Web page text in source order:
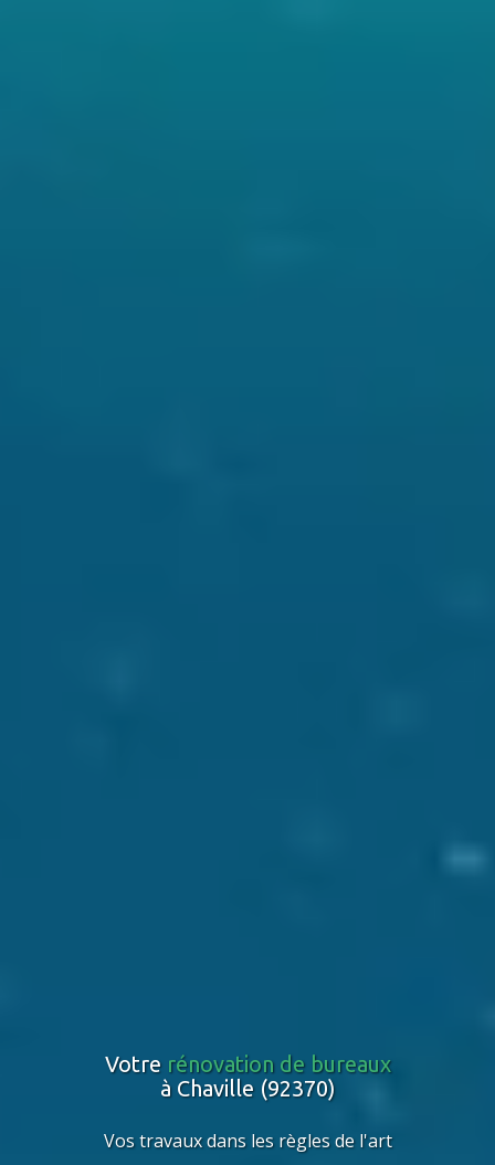
Votre rénovation de bureaux
à Chaville (92370)
Vos travaux dans les règles de l'art